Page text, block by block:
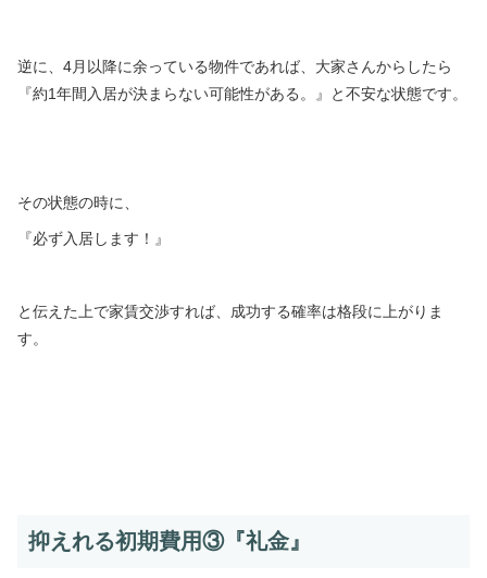
逆に、4月以降に余っている物件であれば、大家さんからしたら
『約1年間入居が決まらない可能性がある。』と不安な状態です。
その状態の時に、
『必ず入居します！』
と伝えた上で家賃交渉すれば、成功する確率は格段に上がりま
す。
抑えれる初期費用③『礼金』